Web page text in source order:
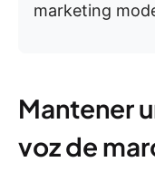
marketing
Mantener
voz de